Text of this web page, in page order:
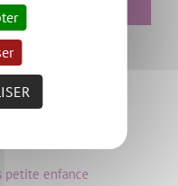
petite enfance